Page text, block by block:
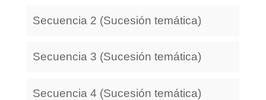
Secuencia 2 (Sucesión temática)
Secuencia 3 (Sucesión temática)
Secuencia 4 (Sucesión temática)